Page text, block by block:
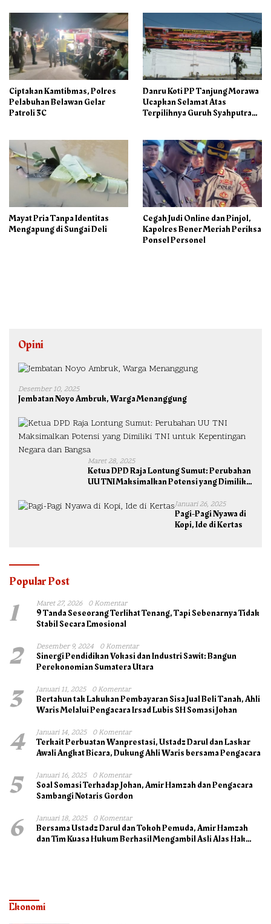
Ciptakan Kamtibmas, Polres
Pelabuhan Belawan Gelar
Patroli 3C
Danru Koti PP Tanjung Morawa
Ucapkan Selamat Atas
Terpilihnya Guruh Syahputra
Mayat Pria Tanpa Identitas
Mengapung di Sungai Deli
Cegah Judi Online dan Pinjol,
Kapolres Bener Meriah Periksa
Ponsel Personel
Opini
Desember 10, 2025
Jembatan Noyo Ambruk, Warga Menanggung
Maret 28, 2025
Ketua DPD Raja Lontung Sumut: Perubahan
UU TNI Maksimalkan Potensi yang Dimiliki
Januari 26, 2025
Pagi-Pagi Nyawa di
Kopi, Ide di Kertas
Popular Post
1 Maret 27, 2026 0 Komentar
9 Tanda Seseorang Terlihat Tenang, Tapi Sebenarnya Tidak
Stabil Secara Emosional
2 Desember 9, 2024 0 Komentar
Sinergi Pendidikan Vokasi dan Industri Sawit: Bangun
Perekonomian Sumatera Utara
3 Januari 11, 2025 0 Komentar
Bertahun tak Lakukan Pembayaran Sisa Jual Beli Tanah, Ahli
Waris Melalui Pengacara Irsad Lubis SH Somasi Johan
4 Januari 14, 2025 0 Komentar
Terkait Perbuatan Wanprestasi, Ustadz Darul dan Laskar
Awali Angkat Bicara, Dukung Ahli Waris bersama Pengacara
5 Januari 16, 2025 0 Komentar
Soal Somasi Terhadap Johan, Amir Hamzah dan Pengacara
Sambangi Notaris Gordon
6 Januari 18, 2025 0 Komentar
Bersama Ustadz Darul dan Tokoh Pemuda, Amir Hamzah
dan Tim Kuasa Hukum Berhasil Mengambil Asli Alas Hak
Ekonomi